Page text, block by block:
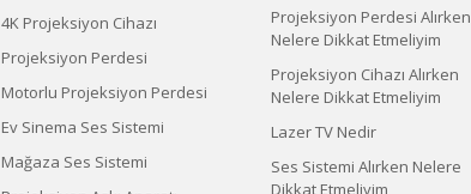
4K Projeksiyon Cihazı
Projeksiyon Perdesi
Motorlu Projeksiyon Perdesi
Ev Sinema Ses Sistemi
Mağaza Ses Sistemi
Projeksiyon Perdesi Alırken
Nelere Dikkat Etmeliyim
Projeksiyon Cihazı Alırken
Nelere Dikkat Etmeliyim
Lazer TV Nedir
Ses Sistemi Alırken Nelere
Dikkat Etmeliyim